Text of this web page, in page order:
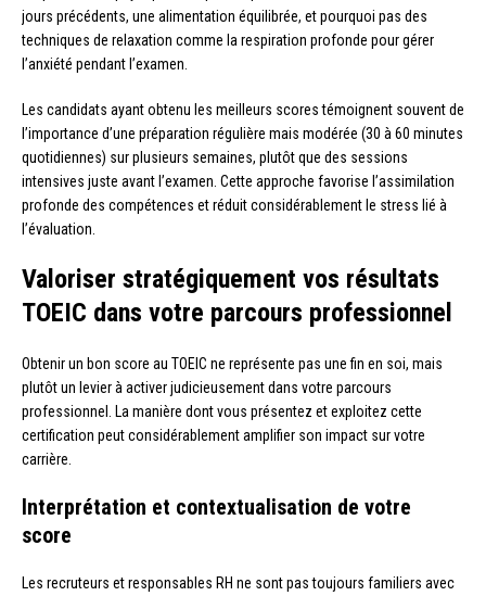
jours précédents, une alimentation équilibrée, et pourquoi pas des
techniques de relaxation comme la respiration profonde pour gérer
l’anxiété pendant l’examen.
Les candidats ayant obtenu les meilleurs scores témoignent souvent de
l’importance d’une préparation régulière mais modérée (30 à 60 minutes
quotidiennes) sur plusieurs semaines, plutôt que des sessions
intensives juste avant l’examen. Cette approche favorise l’assimilation
profonde des compétences et réduit considérablement le stress lié à
l’évaluation.
Valoriser stratégiquement vos résultats
TOEIC dans votre parcours professionnel
Obtenir un bon score au TOEIC ne représente pas une fin en soi, mais
plutôt un levier à activer judicieusement dans votre parcours
professionnel. La manière dont vous présentez et exploitez cette
certification peut considérablement amplifier son impact sur votre
carrière.
Interprétation et contextualisation de votre
score
Les recruteurs et responsables RH ne sont pas toujours familiers avec